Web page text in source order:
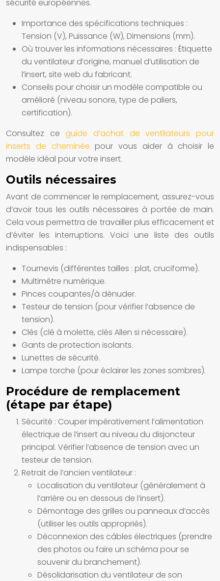
sécurité européennes.
Importance des spécifications techniques :
Tension (V), Puissance (W), Dimensions (mm).
Où trouver les informations nécessaires : Étiquette
du ventilateur d’origine, manuel d’utilisation de
l’insert, site web du fabricant.
Conseils pour choisir un modèle compatible ou
amélioré (niveau sonore, type de paliers,
certification).
Consultez ceguide d’achat de ventilateurs pour
inserts de cheminéepour vous aider à choisir le
modèle idéal pour votre insert.
Outils nécessaires
Avant de commencer le remplacement, assurez-vous
d’avoir tous les outils nécessaires à portée de main.
Cela vous permettra de travailler plus efficacement et
d’éviter les interruptions. Voici une liste des outils
indispensables :
Tournevis (différentes tailles : plat, cruciforme).
Multimètre numérique.
Pinces coupantes/à dénuder.
Testeur de tension (pour vérifier l’absence de
tension).
Clés (clé à molette, clés Allen si nécessaire).
Gants de protection isolants.
Lunettes de sécurité.
Lampe torche (pour éclairer les zones sombres).
Procédure de remplacement
(étape par étape)
Sécurité : Couper impérativement l’alimentation
électrique de l’insert au niveau du disjoncteur
principal. Vérifier l’absence de tension avec un
testeur de tension.
Retrait de l’ancien ventilateur :
Localisation du ventilateur (généralement à
l’arrière ou en dessous de l’insert).
Démontage des grilles ou panneaux d’accès
(utiliser les outils appropriés).
Déconnexion des câbles électriques (prendre
des photos ou faire un schéma pour se
souvenir du branchement).
Désolidarisation du ventilateur de son